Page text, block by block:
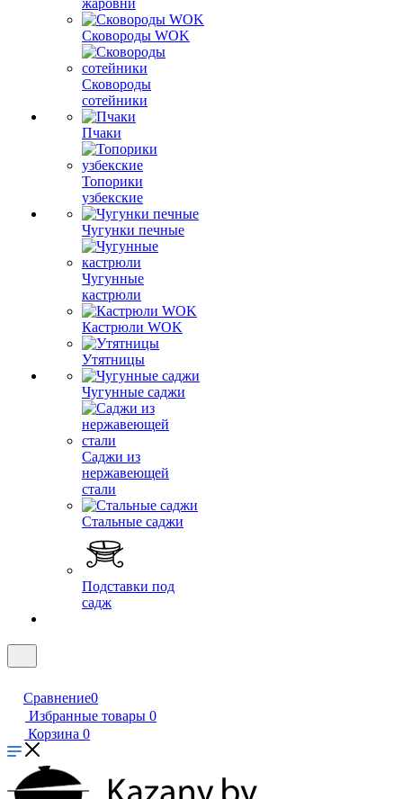
жаровни
Сковороды WOK
Сковороды
сотейники
Пчаки
Топорики
узбекские
Чугунки печные
Чугунные
кастрюли
Кастрюли WOK
Утятницы
Чугунные саджи
Саджи из
нержавеющей
стали
Стальные саджи
Подставки под
садж
Сравнение0
Избранные товары 0
Корзина 0